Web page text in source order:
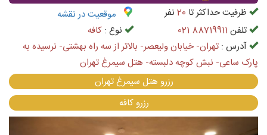
ظرفیت حداکثر تا 20 نفر
موقعیت در نقشه
تلفن 021 88719911 نوع : كافه
آدرس : تهران- خیابان ولیعصر- بالاتر از سه راه بهشتی- نرسیده به
پارک ساعی- نبش کوچه دلبسته- هتل سیمرغ تهران
رزرو هتل سیمرغ تهران
رزرو كافه
Next